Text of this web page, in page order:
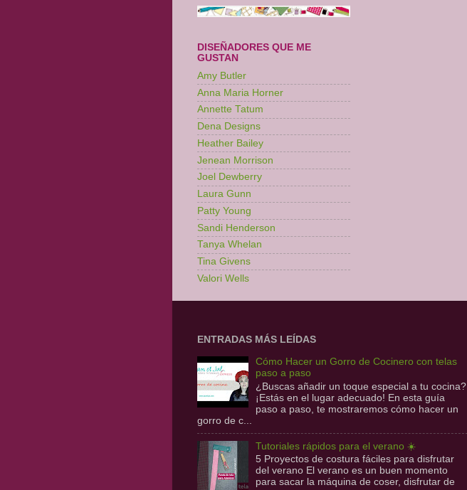
DISEÑADORES QUE ME
GUSTAN
Amy Butler
Anna Maria Horner
Annette Tatum
Dena Designs
Heather Bailey
Jenean Morrison
Joel Dewberry
Laura Gunn
Patty Young
Sandi Henderson
Tanya Whelan
Tina Givens
Valori Wells
ENTRADAS MÁS LEÍDAS
Cómo Hacer un Gorro de Cocinero con telas
paso a paso
¿Buscas añadir un toque especial a tu cocina?
¡Estás en el lugar adecuado! En esta guía
paso a paso, te mostraremos cómo hacer un
gorro de c...
Tutoriales rápidos para el verano ☀️
5 Proyectos de costura fáciles para disfrutar
del verano El verano es un buen momento
para sacar la máquina de coser, disfrutar de